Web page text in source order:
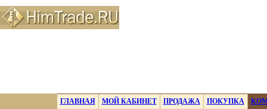
ГЛАВНАЯ МОЙ КАБИНЕТ ПРОДАЖА ПОКУПКА